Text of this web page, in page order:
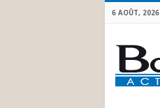
6 AOÛT, 2026